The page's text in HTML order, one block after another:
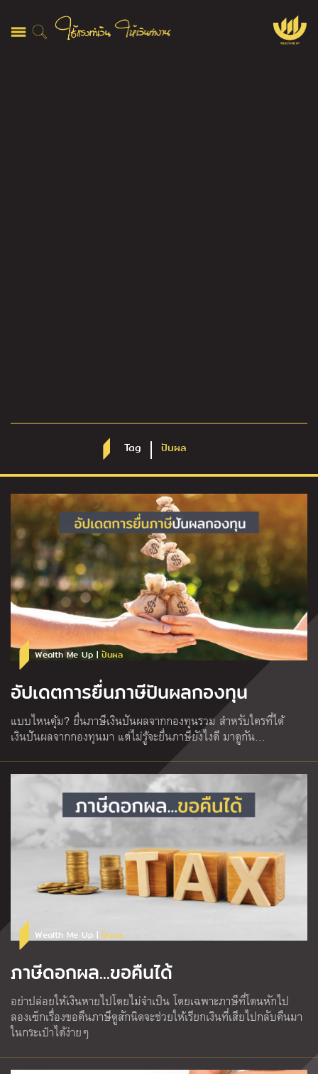
Tag ปันผล
Wealth Me Up | ปันผล
อัปเดตการยื่นภาษีปันผลกองทุน
แบบไหนคุ้ม? ยื่นภาษีเงินปันผลจากกองทุนรวม สำหรับใครที่ได้
เงินปันผลจากกองทุนมา แต่ไม่รู้จะยื่นภาษียังไงดี มาดูกัน…
Wealth Me Up | ปันผล
ภาษีดอกผล...ขอคืนได้
อย่าปล่อยให้เงินหายไปโดยไม่จำเป็น โดยเฉพาะภาษีที่โดนหักไป
ลองเซ็กเรื่องขอคืนภาษีดูสักนิดจะช่วยให้เรียกเงินที่เสียไปกลับคืนมา
ในกระเป๋าได้ง่ายๆ